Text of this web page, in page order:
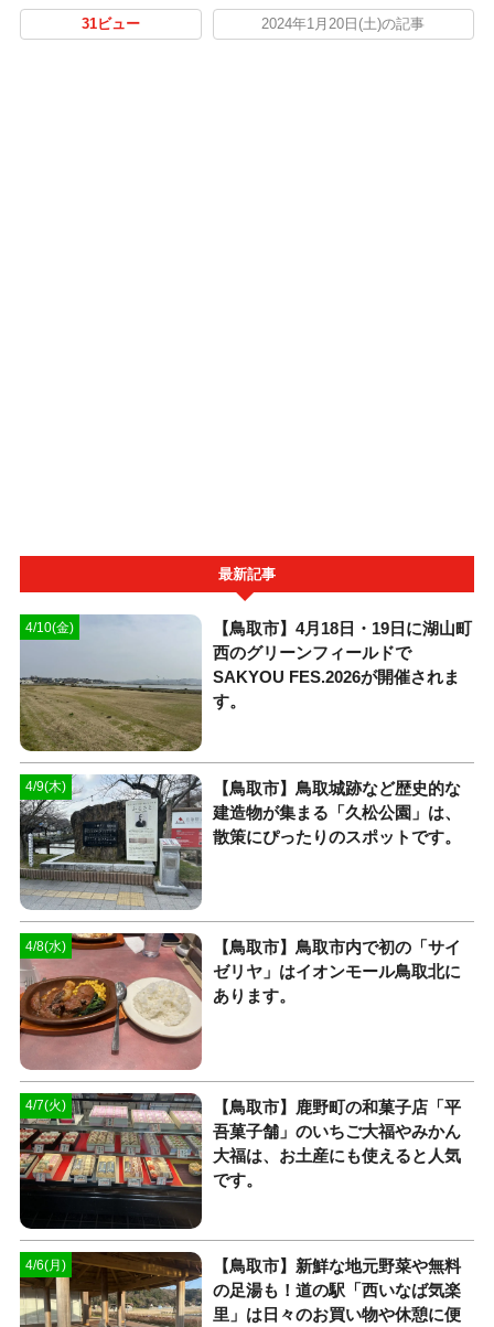
31ビュー 2024年1月20日(土)の記事
最新記事
4/10(金)
【鳥取市】4月18日・19日に湖山町
西のグリーンフィールドで
SAKYOU FES.2026が開催されま
す。
4/9(木)
【鳥取市】鳥取城跡など歴史的な
建造物が集まる「久松公園」は、
散策にぴったりのスポットです。
4/8(水)
【鳥取市】鳥取市内で初の「サイ
ゼリヤ」はイオンモール鳥取北に
あります。
4/7(火)
【鳥取市】鹿野町の和菓子店「平
吾菓子舗」のいちご大福やみかん
大福は、お土産にも使えると人気
です。
4/6(月)
【鳥取市】新鮮な地元野菜や無料
の足湯も！道の駅「西いなば気楽
里」は日々のお買い物や休憩に便